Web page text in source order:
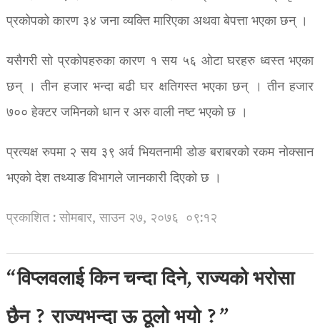
प्रकोपको कारण ३४ जना व्यक्ति मारिएका अथवा बेपत्ता भएका छन् ।
यसैगरी सो प्रकोपहरुका कारण १ सय ५६ ओटा घरहरु ध्वस्त भएका
छन् । तीन हजार भन्दा बढी घर क्षतिगस्त भएका छन् । तीन हजार
७०० हेक्टर जमिनको धान र अरु वाली नष्ट भएको छ ।
प्रत्यक्ष रुपमा २ सय ३९ अर्व भियतनामी डोङ बराबरको रकम नोक्सान
भएको देश तथ्याङ विभागले जानकारी दिएको छ ।
प्रकाशित : सोमबार, साउन २७, २०७६ ०९:१२
“विप्लवलाई किन चन्दा दिने, राज्यको भरोसा
छैन ? राज्यभन्दा ऊ ठूलो भयो ?”